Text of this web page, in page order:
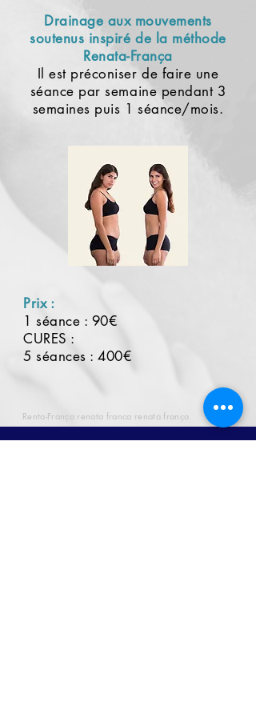
Drainage aux mouvements
soutenus inspiré de la méthode
Renata-França
Il est préconiser de faire une
séance par semaine pendant 3
semaines puis 1 séance/mois.
Prix :
1 séance : 90€
CURES :
5 séances : 400€
Renta-França renata franca renata frança